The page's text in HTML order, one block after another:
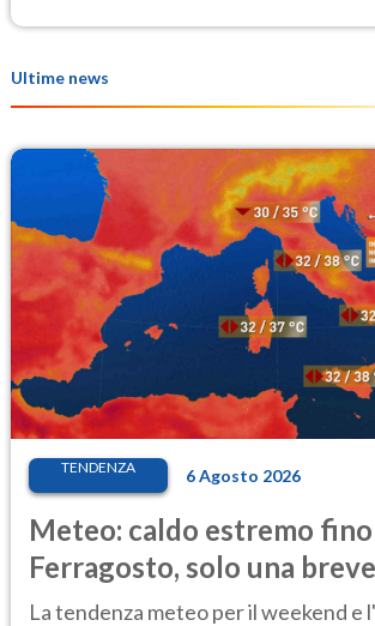
Ultime news
TENDENZA 6 Agosto 2026
Meteo: caldo estremo fino
Ferragosto, solo una
Ecco dove
La tendenza meteo per il weekend e